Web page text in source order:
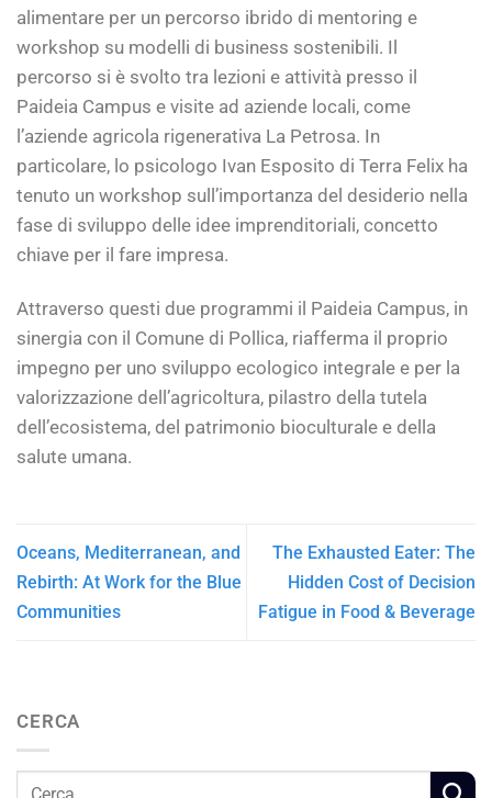
alimentare per un percorso ibrido di mentoring e
workshop su modelli di business sostenibili. Il
percorso si è svolto tra lezioni e attività presso il
Paideia Campus e visite ad aziende locali, come
l’aziende agricola rigenerativa La Petrosa. In
particolare, lo psicologo Ivan Esposito di Terra Felix ha
tenuto un workshop sull’importanza del desiderio nella
fase di sviluppo delle idee imprenditoriali, concetto
chiave per il fare impresa.
Attraverso questi due programmi il Paideia Campus, in
sinergia con il Comune di Pollica, riafferma il proprio
impegno per uno sviluppo ecologico integrale e per la
valorizzazione dell’agricoltura, pilastro della tutela
dell’ecosistema, del patrimonio bioculturale e della
salute umana.
Oceans, Mediterranean, and
Rebirth: At Work for the Blue
Communities
The Exhausted Eater: The
Hidden Cost of Decision
Fatigue in Food & Beverage
CERCA